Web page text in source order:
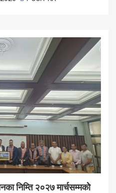
निम्ति २०२७ मार्चसम्मकोे